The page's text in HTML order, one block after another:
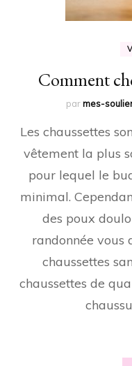
Comment
parmes-
Les chaussettes
vêtement la plus
pour lequel le
minimal.
des poux
randonnée vous
chaussettes
chaussettes de